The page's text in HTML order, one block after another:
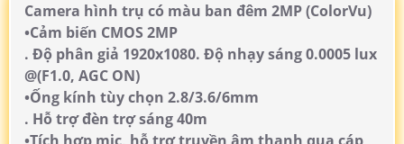
Camera hình trụ có màu ban đêm 2MP (ColorVu)
•Cảm biến CMOS 2MP
. Độ phân giả 1920x1080. Độ nhạy sáng 0.0005 lux
@(F1.0, AGC ON)
•Ống kính tùy chọn 2.8/3.6/6mm
. Hỗ trợ đèn trợ sáng 40m